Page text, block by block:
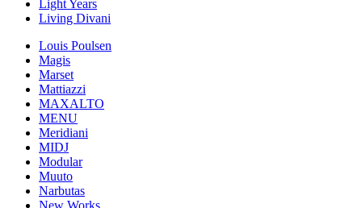
Light Years
Living Divani
Louis Poulsen
Magis
Marset
Mattiazzi
MAXALTO
MENU
Meridiani
MIDJ
Modular
Muuto
Narbutas